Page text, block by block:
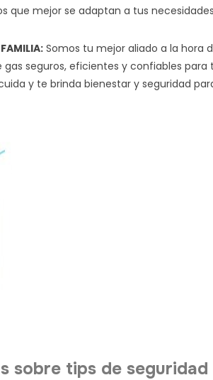
que mejor se adaptan a tus
Somos tu mejor aliado a la hora
gas seguros, eficientes y confiables para
y te brinda bienestar y seguridad
sobre tips de seguridad